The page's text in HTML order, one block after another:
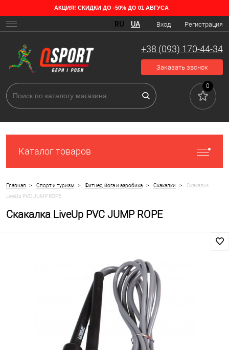
АКЦИЯ! СКИДКИ ДО -50% ДО 01 АВГУСА
Вход Регистрация
RU UA
+38 (093) 170-44-34
Заказать звонок
0
Каталог товаров
Главная > Спорт и туризм > Фитнес, йога и аэробика > Скакалки >
Скакалка
LiveUp PVC JUMP ROPE
Скакалка LiveUp PVC JUMP ROPE